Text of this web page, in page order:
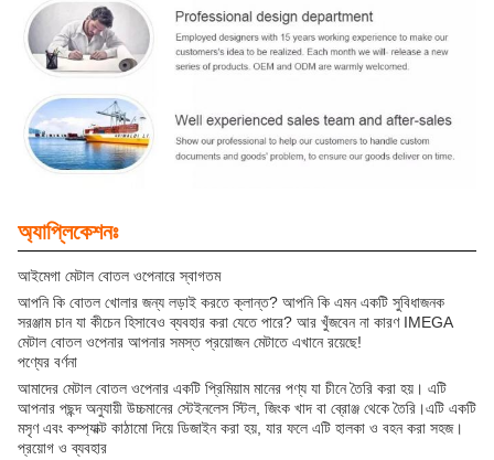
অ্যাপ্লিকেশনঃ
আইমেগা মেটাল বোতল ওপেনারে স্বাগতম
আপনি কি বোতল খোলার জন্য লড়াই করতে ক্লান্ত? আপনি কি এমন একটি সুবিধাজনক
সরঞ্জাম চান যা কীচেন হিসাবেও ব্যবহার করা যেতে পারে? আর খুঁজবেন না কারণ IMEGA
মেটাল বোতল ওপেনার আপনার সমস্ত প্রয়োজন মেটাতে এখানে রয়েছে!
পণ্যের বর্ণনা
আমাদের মেটাল বোতল ওপেনার একটি প্রিমিয়াম মানের পণ্য যা চীনে তৈরি করা হয়। এটি
আপনার পছন্দ অনুযায়ী উচ্চমানের স্টেইনলেস স্টিল, জিংক খাদ বা ব্রোঞ্জ থেকে তৈরি।এটি একটি
মসৃণ এবং কম্প্যাক্ট কাঠামো দিয়ে ডিজাইন করা হয়, যার ফলে এটি হালকা ও বহন করা সহজ।
প্রয়োগ ও ব্যবহার